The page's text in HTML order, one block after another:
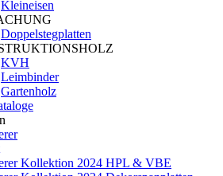
Kleineisen
Doppelstegplatten
KVH
Leimbinder
Gartenholz
Kollektion 2024 HPL & VBE